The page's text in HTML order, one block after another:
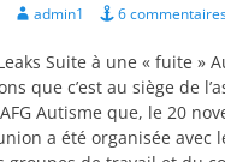
Author
admin1 6
Suite à une « fuite »
que c’est au siège de
Autisme que, le 20
a été organisée avec